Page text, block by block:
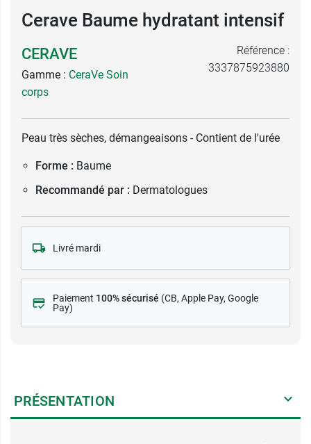
Cerave Baume hydratant intensif
CERAVE
Gamme : CeraVe Soin
corps
Référence :
3337875923880
Peau très sèches, démangeaisons - Contient de l'urée
Forme : Baume
Recommandé par : Dermatologues
Livré mardi
Paiement 100% sécurisé (CB, Apple Pay, Google
Pay)
PRÉSENTATION